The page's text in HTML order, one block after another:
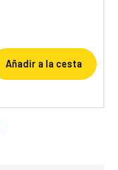
Añadir a la cesta